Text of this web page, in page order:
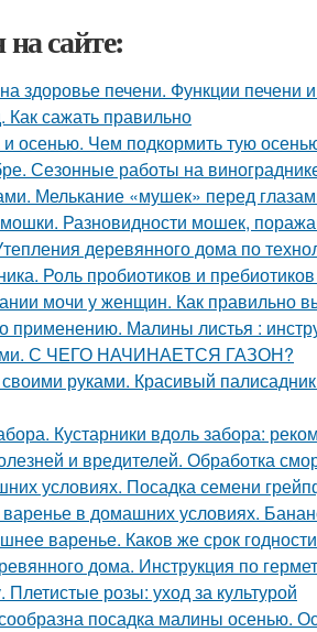
сайте:
здоровье печени. Функции печени
Как сажать правильно
и осенью. Чем подкормить тую
Сезонные работы на
Мелькание «мушек» перед
Разновидности мошек,
деревянного дома по
Роль пробиотиков и
мочи у женщин. Как правильно
Малины листья :
С ЧЕГО НАЧИНАЕТСЯ ГАЗОН?
своими руками. Красивый
Кустарники вдоль забора:
и вредителей. Обработка
условиях. Посадка семени
варенье в домашних условиях.
варенье. Каков же срок
дома. Инструкция по
розы: уход за культурой
посадка малины осенью.